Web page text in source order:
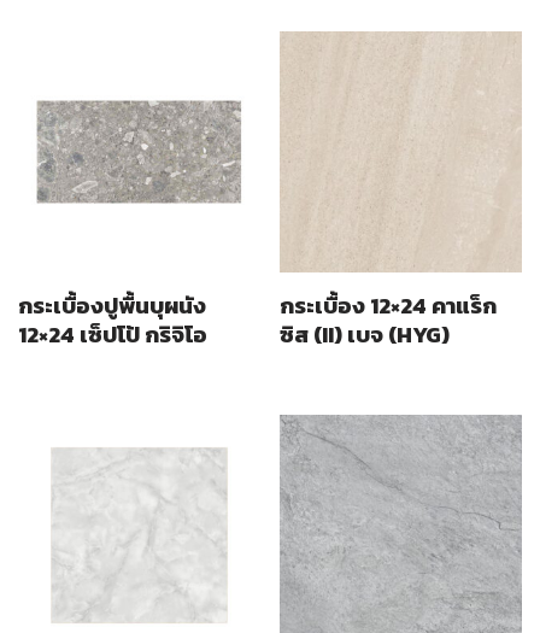
กระเบื้องปูพื้นบุผนัง
12×24 เซ็ปโป้ กริจิโอ
กระเบื้อง 12×24 คาแร็ก
ซิส (II) เบจ (HYG)